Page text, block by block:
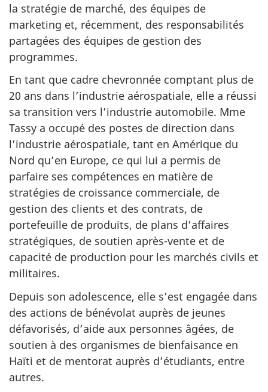
la stratégie de marché, des équipes de
marketing et, récemment, des responsabilités
partagées des équipes de gestion des
programmes.
En tant que cadre chevronnée comptant plus de
20 ans dans l’industrie aérospatiale, elle a réussi
sa transition vers l’industrie automobile. Mme
Tassy a occupé des postes de direction dans
l’industrie aérospatiale, tant en Amérique du
Nord qu’en Europe, ce qui lui a permis de
parfaire ses compétences en matière de
stratégies de croissance commerciale, de
gestion des clients et des contrats, de
portefeuille de produits, de plans d’affaires
stratégiques, de soutien après-vente et de
capacité de production pour les marchés civils et
militaires.
Depuis son adolescence, elle s’est engagée dans
des actions de bénévolat auprès de jeunes
défavorisés, d’aide aux personnes âgées, de
soutien à des organismes de bienfaisance en
Haïti et de mentorat auprès d’étudiants, entre
autres.